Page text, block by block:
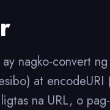
nagko-convert
at
na URL, o